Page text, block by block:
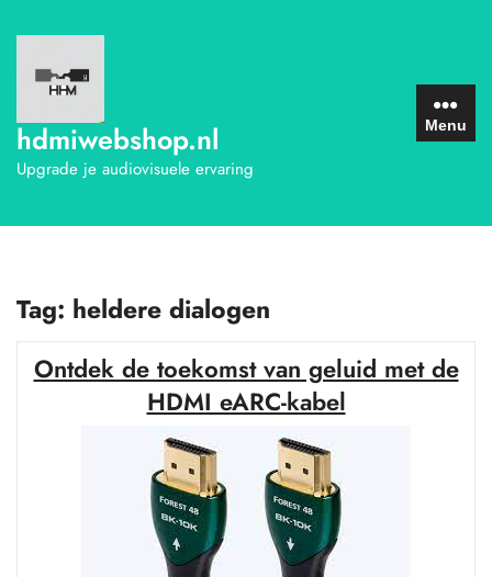
naar
inhoud
hdmiwebshop.nl
Upgrade je audiovisuele ervaring
Menu
Tag: heldere dialogen
Ontdek de toekomst van geluid met de
HDMI eARC-kabel